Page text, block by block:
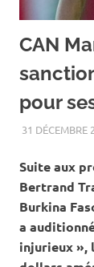
CAN
pour
31 DÉCEMBRE
Suite aux
Bertrand
Burkina
a
injurieux »,